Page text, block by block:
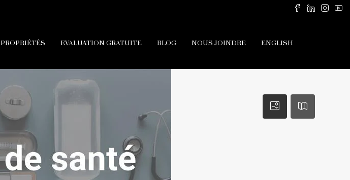
PROPRIÉTÉS EVALUATION GRATUITE BLOG NOUS JOINDRE ENGLISH